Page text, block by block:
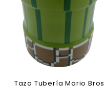
Taza Tubería Mario Bros